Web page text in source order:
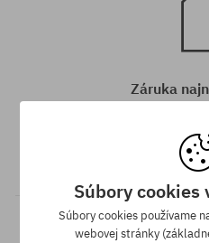
Záruka
inom e-shope a s nižšou cenou -
Súbory cookies
Súbory cookies používame
webovej stránky